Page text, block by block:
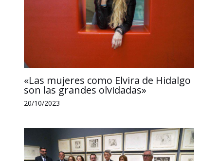
«Las mujeres como Elvira de Hidalgo
son las grandes olvidadas»
20/10/2023